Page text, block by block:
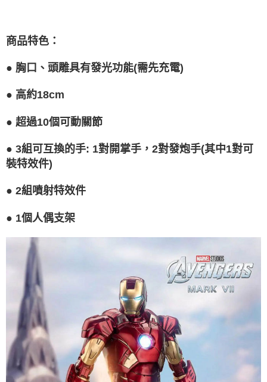
「AFTEE先享後付」，若未經同意申辦者引起之損失，本公司不負相關責
４．使用「AFTEE先享後付」時，將依據個別帳號之用戶狀況，依本公司即
時審查核予不同之上限額度；若仍有額度不足之情形，本公司將視審查結果
５．嚴禁一人註冊多個帳號或使用他人資訊註冊。若發現惡意使用之情形，
商品特色：
● 胸口、頭雕具有發光功能(需先充電)
● 高約18cm
● 超過10個可動關節
● 3組可互換的手: 1對開掌手，2對發炮手(其中1對可
裝特效件)
● 2組噴射特效件
● 1個人偶支架